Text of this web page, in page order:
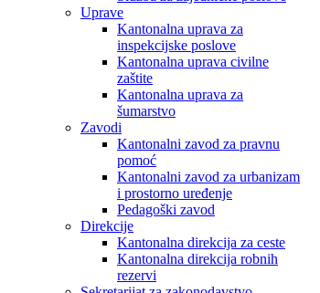
Uprave
Kantonalna uprava za
inspekcijske poslove
Kantonalna uprava civilne
zaštite
Kantonalna uprava za
šumarstvo
Zavodi
Kantonalni zavod za pravnu
pomoć
Kantonalni zavod za urbanizam
i prostorno uređenje
Pedagoški zavod
Direkcije
Kantonalna direkcija za ceste
Kantonalna direkcija robnih
rezervi